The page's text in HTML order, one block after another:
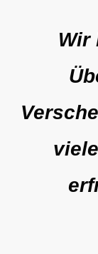
Wir